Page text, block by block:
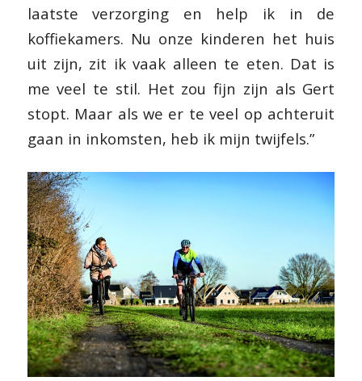
laatste verzorging en help ik in de
koffiekamers. Nu onze kinderen het huis
uit zijn, zit ik vaak alleen te eten. Dat is
me veel te stil. Het zou fijn zijn als Gert
stopt. Maar als we er te veel op achteruit
gaan in inkomsten, heb ik mijn twijfels.”